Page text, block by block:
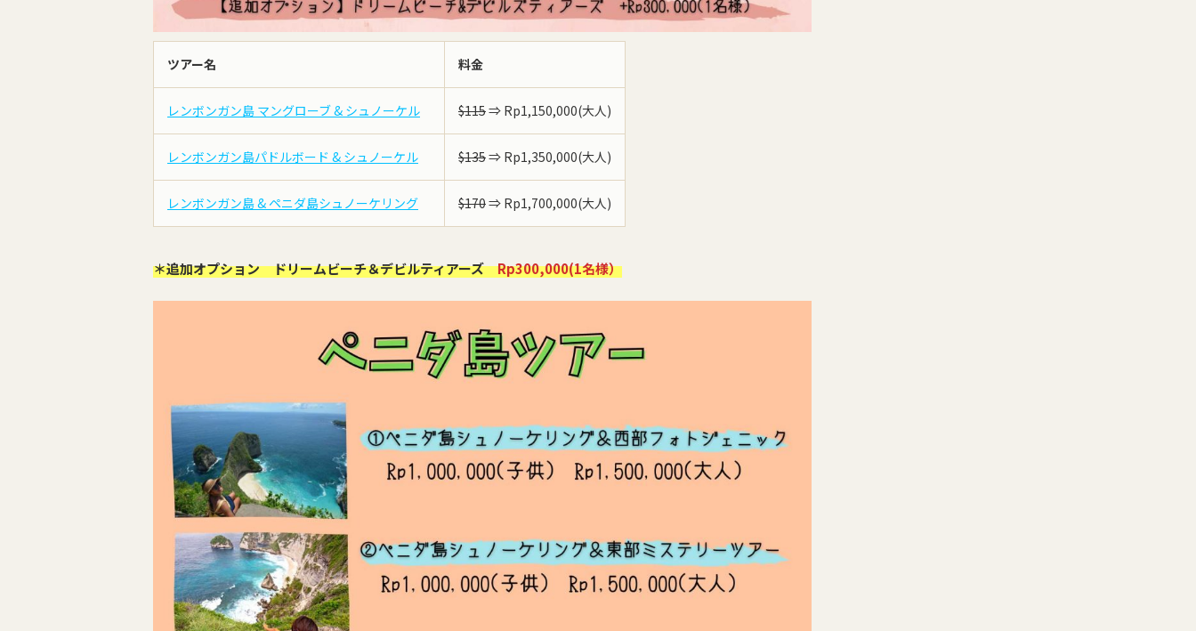
ツアー名 料金
レンボンガン島 マングローブ & シュノーケル $115⇒ Rp1,150,000(大人)
レンボンガン島パドルボード & シュノーケル $135⇒ Rp1,350,000(大人)
レンボンガン島 & ペニダ島シュノーケリング $170⇒ Rp1,700,000(大人)
＊追加オプション ドリームビーチ＆デビルティアーズRp300,000(1名様）